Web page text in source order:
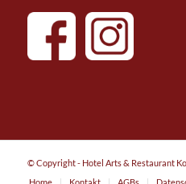
© Copyright - Hotel Arts & Restaurant